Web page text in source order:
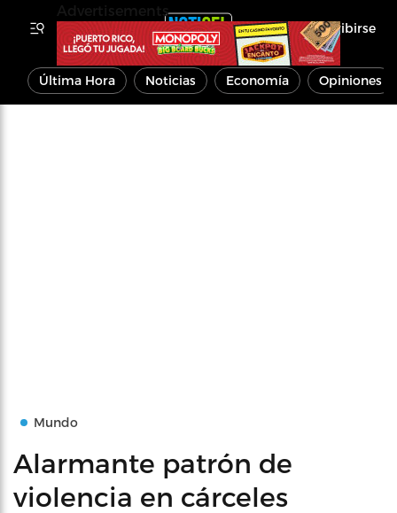
Inscribirse
Última Hora Noticias Economía Opiniones
Mundo
Alarmante patrón de
violencia en cárceles
Advertisements